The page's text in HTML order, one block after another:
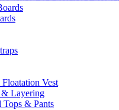
Vest
& Layering
Tops & Pants